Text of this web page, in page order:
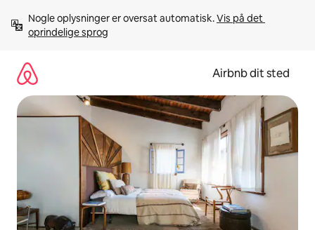
videre
Nogle oplysninger er oversat automatisk. Vis på det
oprindelige sprog
Airbnb dit sted